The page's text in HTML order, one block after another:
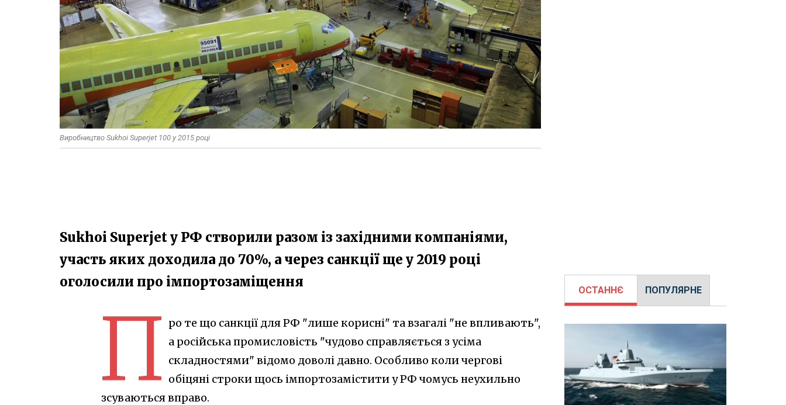
Виробництво Sukhoi Superjet 100 у 2015 році
Sukhoi Superjet у РФ створили разом із західними компаніями,
участь яких доходила до 70%, а через санкції ще у 2019 році
оголосили про імпортозаміщення
П ро те що санкції для РФ "лише корисні" та взагалі "не впливають",
а російська промисловість "чудово справляється з усіма
складностями" відомо доволі давно. Особливо коли чергові
обіцяні строки щось імпортозамістити у РФ чомусь неухильно
зсуваються вправо.
ОСТАННЄ ПОПУЛЯРНЕ